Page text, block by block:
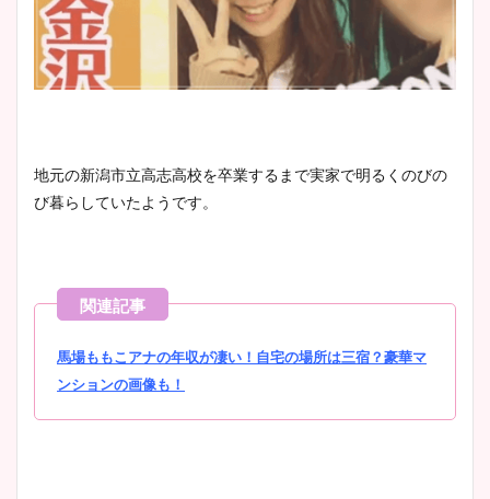
地元の新潟市立高志高校を卒業するまで実家で明るくのびの
び暮らしていたようです。
馬場ももこアナの年収が凄い！自宅の場所は三宿？豪華マ
ンションの画像も！